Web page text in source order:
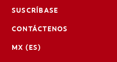
SUSCRÍBASE
CONTÁCTENOS
MX (ES)